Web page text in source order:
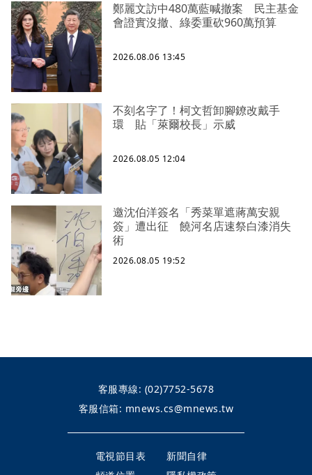
鄭麗文訪中480萬藍喊撤案 民主基金
會證實沒撤、綠委重砍960萬預算
2026.08.06 13:45
不刻名字了！柯文哲卸腳鐐改戴手
環 貼「萊爾校長」示威
2026.08.05 12:04
邀沈伯洋簽名「秀菜單遮蔣萬安親
簽」遭出征 饒河名店速祭白漆消失
術
2026.08.05 19:52
客服專線: (02)7752-5678
客服信箱: mnews.cs@mnews.tw
電視節目表
新聞自律